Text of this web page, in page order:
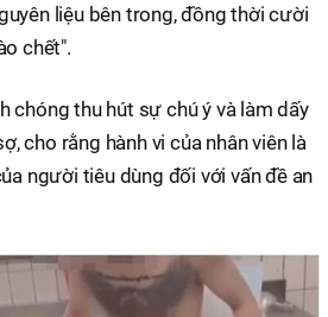
liệu bên trong, đồng thời cười
chết".
chóng thu hút sự chú ý và làm dấy
cho rằng hành vi của nhân viên là
người tiêu dùng đối với vấn đề an